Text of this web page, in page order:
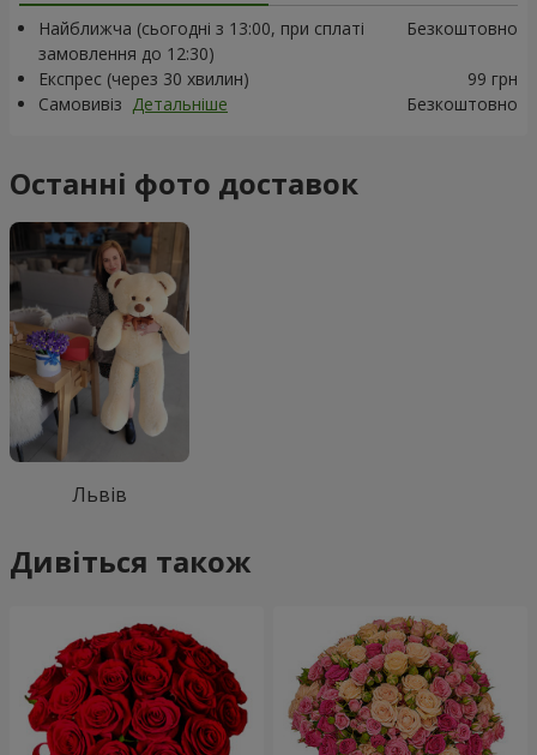
Найближча (сьогодні з 13:00, при сплаті
замовлення до 12:30)
Безкоштовно
Експрес (через 30 хвилин)
99 грн
Самовивіз Детальніше Безкоштовно
Останні фото доставок
Львів
Дивіться також